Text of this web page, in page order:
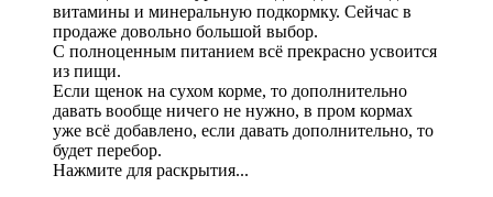
витамины и минеральную подкормку. Сейчас в
продаже довольно большой выбор.
С полноценным питанием всё прекрасно усвоится
из пищи.
Если щенок на сухом корме, то дополнительно
давать вообще ничего не нужно, в пром кормах
уже всё добавлено, если давать дополнительно, то
будет перебор.
Нажмите для раскрытия...